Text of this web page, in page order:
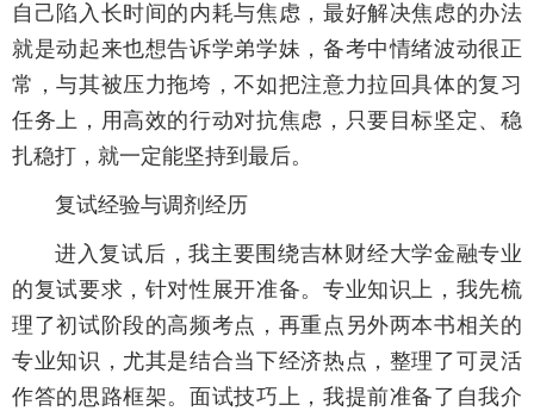
自己陷入长时间的内耗与焦虑，最好解决焦虑的办法
就是动起来也想告诉学弟学妹，备考中情绪波动很正
常，与其被压力拖垮，不如把注意力拉回具体的复习
任务上，用高效的行动对抗焦虑，只要目标坚定、稳
扎稳打，就一定能坚持到最后。
复试经验与调剂经历
进入复试后，我主要围绕吉林财经大学金融专业
的复试要求，针对性展开准备。专业知识上，我先梳
理了初试阶段的高频考点，再重点另外两本书相关的
专业知识，尤其是结合当下经济热点，整理了可灵活
作答的思路框架。面试技巧上，我提前准备了自我介